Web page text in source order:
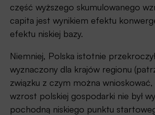
część wyższego skumulowanego
capita jest wynikiem efektu
efektu niskiej bazy.
Niemniej, Polska istotnie
wyznaczony dla krajów regionu
związku z czym można wnioskować,
wzrost polskiej gospodarki nie był
pochodną niskiego punktu